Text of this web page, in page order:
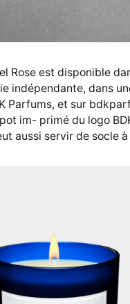
Rose est disponible
indépendante, dans
Parfums, et sur
im- primé du logo
aussi servir de socle